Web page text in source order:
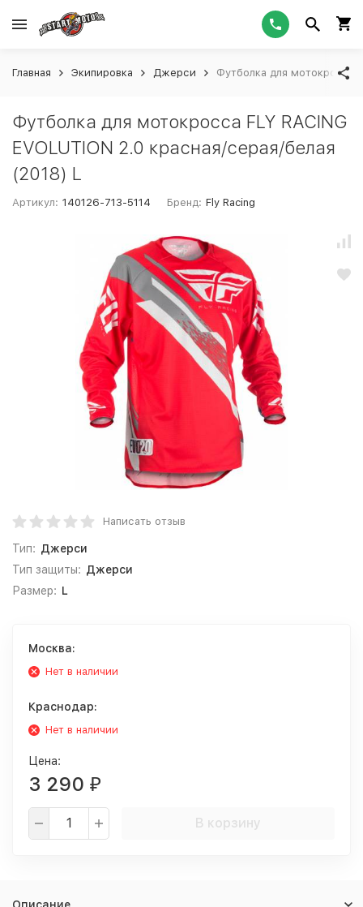
Главная Экипировка Джерси Футболка для мотокросса
Футболка для мотокросса FLY RACING
EVOLUTION 2.0 красная/серая/белая
(2018) L
Артикул: 140126-713-5114 Бренд: Fly Racing
Написать отзыв
Тип: Джерси
Тип защиты: Джерси
Размер: L
Москва:
Нет в наличии
Краснодар:
Нет в наличии
Цена:
3 290 ₽
В корзину